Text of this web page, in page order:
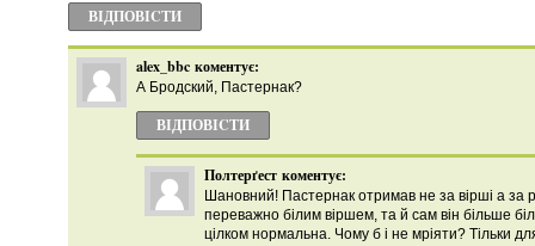
ВІДПОВІCТИ
alex_bbc коментує:
А Бродский, Пастернак?
ВІДПОВІCТИ
Полтерґест коментує:
Шановний! Пастернак отримав не за вірші а за
переважно білим віршем, та й сам він більше
цілком нормальна. Чому б і не мріяти? Тільки